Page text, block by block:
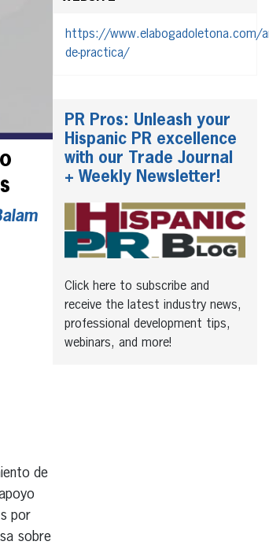
de
por
sobre
https://www.elabogadoletona.com/
de-practica/
PR Pros: Unleash your
Hispanic PR excellence
with our Trade Journal
+ Weekly Newsletter!
Click here to subscribe and
receive the latest industry news,
professional development tips,
webinars, and more!